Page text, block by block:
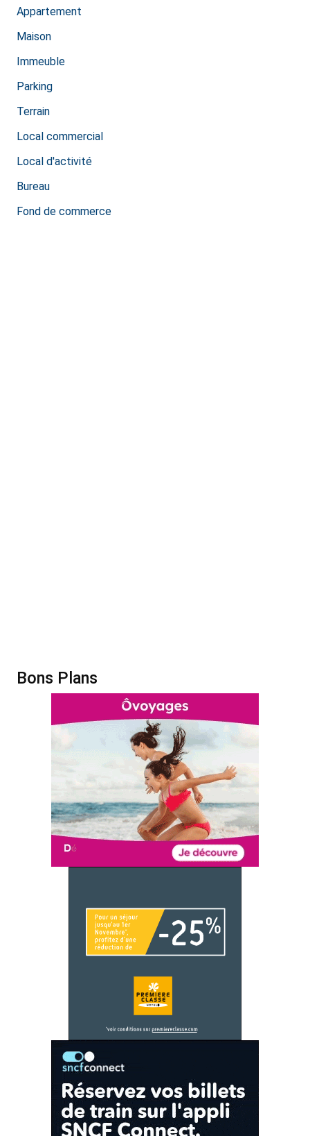
Appartement
Maison
Immeuble
Parking
Terrain
Local commercial
Local d'activité
Bureau
Fond de commerce
Bons Plans